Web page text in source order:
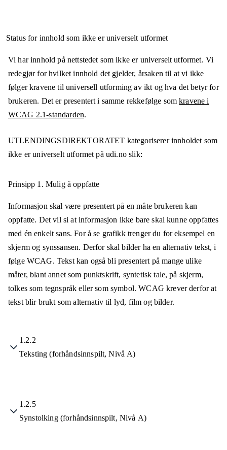
Status for innhold som ikke er universelt utformet
Vi har innhold på nettstedet som ikke er universelt utformet. Vi
redegjør for hvilket innhold det gjelder, årsaken til at vi ikke
følger kravene til universell utforming av ikt og hva det betyr for
brukeren. Det er presentert i samme rekkefølge somkravene i
WCAG 2.1-standarden.
UTLENDINGSDIREKTORATET kategoriserer innholdet som
ikke er universelt utformet på udi.noslik:
Prinsipp 1. Mulig å oppfatte
Informasjon skal være presentert på en måte brukeren kan
oppfatte. Det vil si at informasjon ikke bare skal kunne oppfattes
med én enkelt sans. For å se grafikk trenger du for eksempel en
skjerm og synssansen. Derfor skal bilder ha en alternativ tekst, i
følge WCAG. Tekst kan også bli presentert på mange ulike
måter, blant annet som punktskrift, syntetisk tale, på skjerm,
tolkes som tegnspråk eller som symbol. WCAG krever derfor at
tekst blir brukt som alternativ til lyd, film og bilder.
1.2.2
Teksting (forhåndsinnspilt, Nivå A)
1.2.5
Synstolking (forhåndsinnspilt, Nivå A)